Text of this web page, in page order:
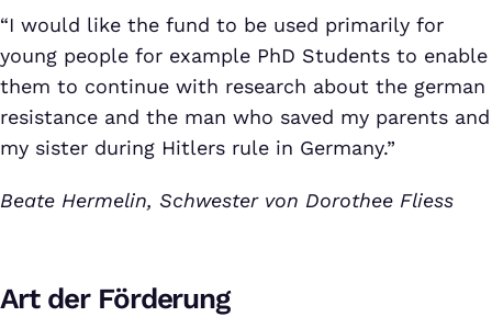
“I would like the fund to be used primarily for
young people for example PhD Students to enable
them to continue with research about the german
resistance and the man who saved my parents and
my sister during Hitlers rule in Germany.”
Beate Hermelin, Schwester von Dorothee Fliess
Art der Förderung